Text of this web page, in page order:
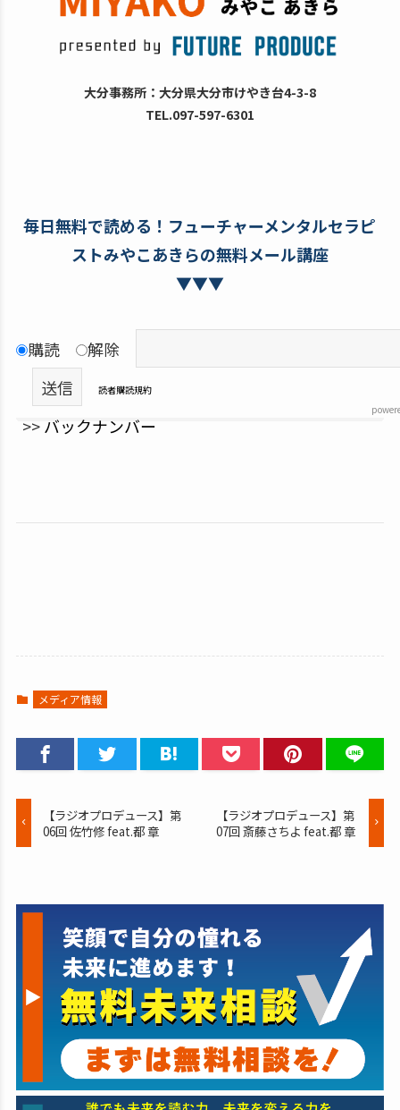
大分事務所：大分県大分市けやき台4-3-8
TEL.097-597-6301
毎日無料で読める！フューチャーメンタルセラピ
ストみやこあきらの無料メール講座
▼▼▼
購読 解除
読者購読規約
>>バックナンバー
メディア情報
【ラジオプロデュース】第
06回 佐竹修 feat.都 章
【ラジオプロデュース】第
07回 斎藤さちよ feat.都 章